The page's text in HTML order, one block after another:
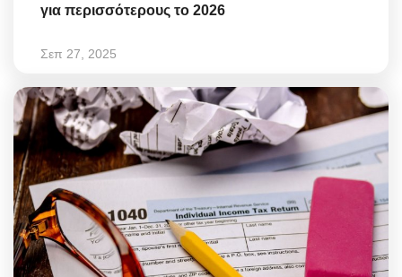
για περισσότερους το 2026
Σεπ 27, 2025